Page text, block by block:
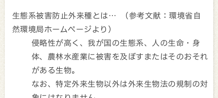
生態系被害防止外来種とは… （参考文献：環境省自
然環境局ホームページより）
侵略性が高く、我が国の生態系、人の生命・身
体、農林水産業に被害を及ぼすまたはそのおそれ
がある生物。
なお、特定外来生物以外は外来生物法の規制の対